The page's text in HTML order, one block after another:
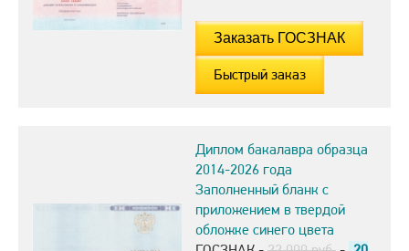
Быстрый заказ
Диплом бакалавра образца
2014-2026 года
Заполненный бланк с
приложением в твердой
обложке синего цвета